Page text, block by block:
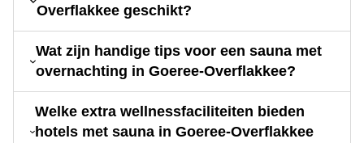
Overflakkee geschikt?
Wat zijn handige tips voor een sauna met
overnachting in Goeree-Overflakkee?
Welke extra wellnessfaciliteiten bieden
hotels met sauna in Goeree-Overflakkee